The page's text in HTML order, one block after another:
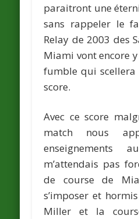
paraitront une
sans rappeler le
Relay de 2003 des
Miami vont encore
fumble qui scellera
score.
Avec ce score
match nous
enseignements
m’attendais pas
de course de
s’imposer et
Miller et la